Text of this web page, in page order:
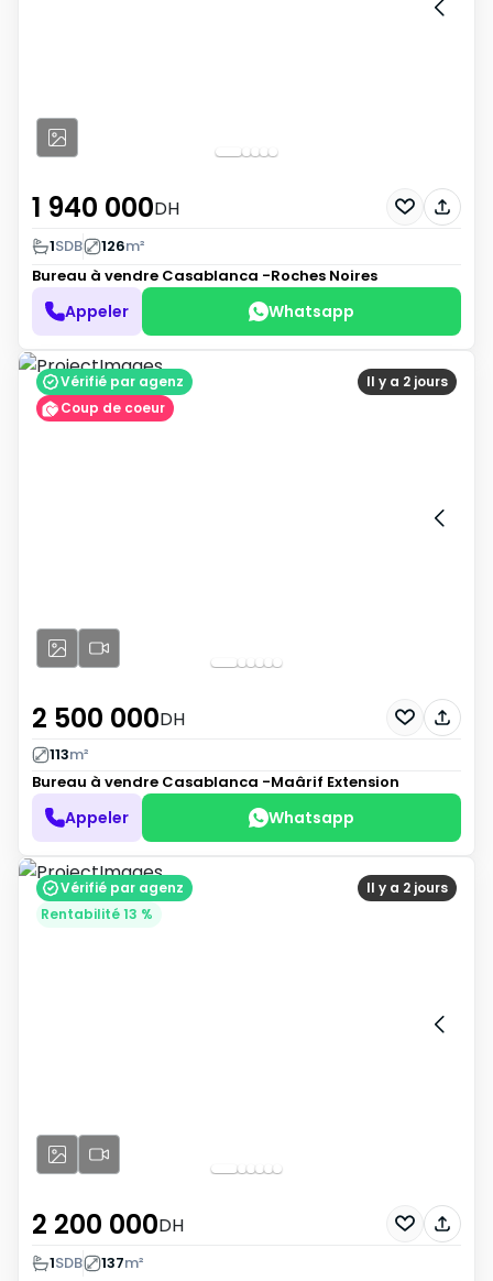
1 940 000DH
1SDB 126m²
Bureau à vendre Casablanca -Roches Noires
Appeler Whatsapp
Il y a 2 jours
Vérifié par agenz
Coup de coeur
2 500 000DH
113m²
Bureau à vendre Casablanca -Maârif Extension
Appeler Whatsapp
Il y a 2 jours
Vérifié par agenz
Rentabilité 13 %
2 200 000DH
1SDB 137m²